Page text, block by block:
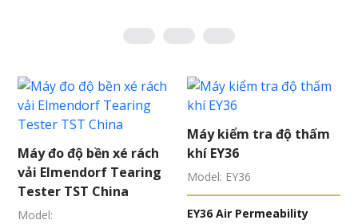
Máy đo độ bền xé rách
vải Elmendorf Tearing
Tester TST China
Model:
Máy kiểm tra độ thấm
khí EY36
Model: EY36
EY36 Air Permeability